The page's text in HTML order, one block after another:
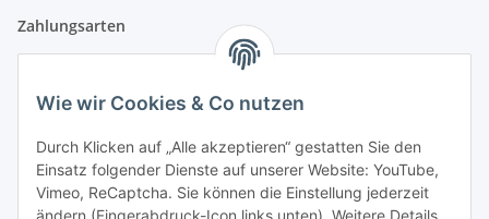
Wie wir Cookies & Co nutzen
Durch Klicken auf „Alle akzeptieren“ gestatten Sie den
Einsatz folgender Dienste auf unserer Website: YouTube,
Vimeo, ReCaptcha. Sie können die Einstellung jederzeit
Zahlungsarten
Versandpartner
Partner